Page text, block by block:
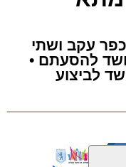
עקב ושתי
להסעתם •
לביצוע